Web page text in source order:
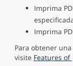
Imprima
Imprima
Para obtener
visite Features of